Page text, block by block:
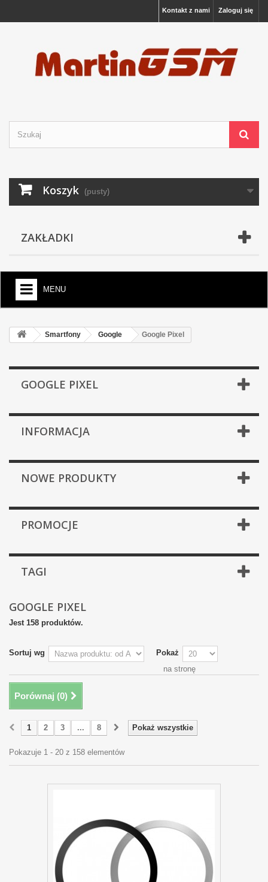
Zaloguj się
Kontakt z nami
Koszyk (pusty)
ZAKŁADKI
MENU
Smartfony Google Google Pixel
GOOGLE PIXEL
INFORMACJA
NOWE PRODUKTY
PROMOCJE
TAGI
GOOGLE PIXEL
Jest 158 produktów.
Sortuj wg
Pokaż
na stronę
Porównaj (0)
Pokaż wszystkie
1 2 3 ... 8
Pokazuje 1 - 20 z 158 elementów